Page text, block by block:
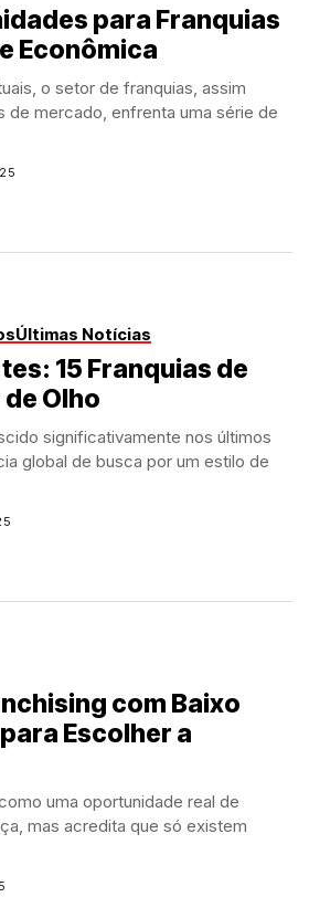
para Franquias
Econômica
o setor de franquias, assim
mercado, enfrenta uma série de
Últimas Notícias
15 Franquias de
Olho
significativamente nos últimos
global de busca por um estilo de
com Baixo
Escolher a
uma oportunidade real de
mas acredita que só existem